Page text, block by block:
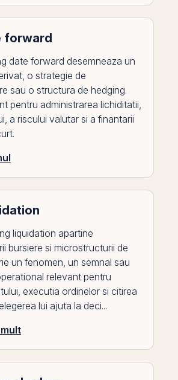
forward
date forward desemneaza un
o strategie de
sau o structura de hedging.
pentru administrarea lichiditatii,
a riscului valutar si a finantarii
liquidation apartine
bursiere si microstructurii de
un fenomen, un semnal sau
relevant pentru
executia ordinelor si citirea
lui ajuta la deci...